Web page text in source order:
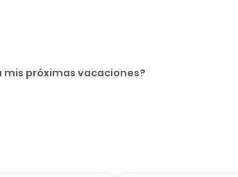
mis próximas vacaciones?